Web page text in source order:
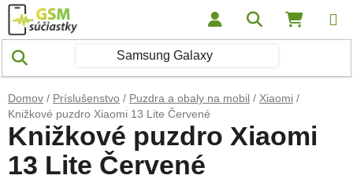
Prejsť na obsah Hľadať
Domov / Príslušenstvo / Puzdra a obaly na mobil / Xiaomi /
Knižkové puzdro Xiaomi 13 Lite Červené
Knižkové puzdro Xiaomi
13 Lite Červené